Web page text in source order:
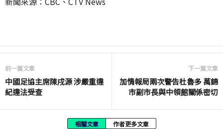
前一篇文章
中國足協主席陳戌源 涉嚴重違
紀違法受查
下一篇文章
加情報局兩次警告杜魯多 萬錦
市副市長與中領館關係密切
相關文章 作者更多文章